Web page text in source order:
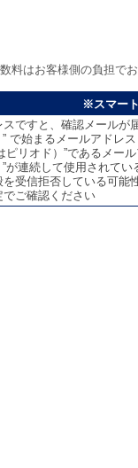
料はお客様側の負担でお
※スマー
ですと、確認メールが
で始まるメールアドレ
ピリオド）”であるメー
が連続して使用されて
受信拒否している可能
ご確認ください